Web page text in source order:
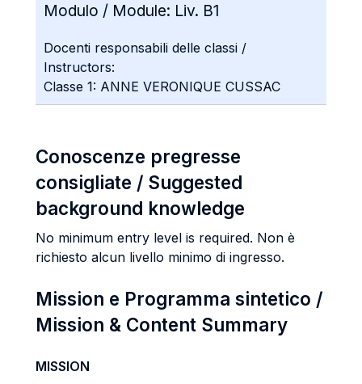
Modulo / Module: Liv. B1
Docenti responsabili delle classi /
Instructors:
Classe 1: ANNE VERONIQUE CUSSAC
Conoscenze pregresse
consigliate / Suggested
background knowledge
No minimum entry level is required. Non è
richiesto alcun livello minimo di ingresso.
Mission e Programma sintetico /
Mission & Content Summary
MISSION